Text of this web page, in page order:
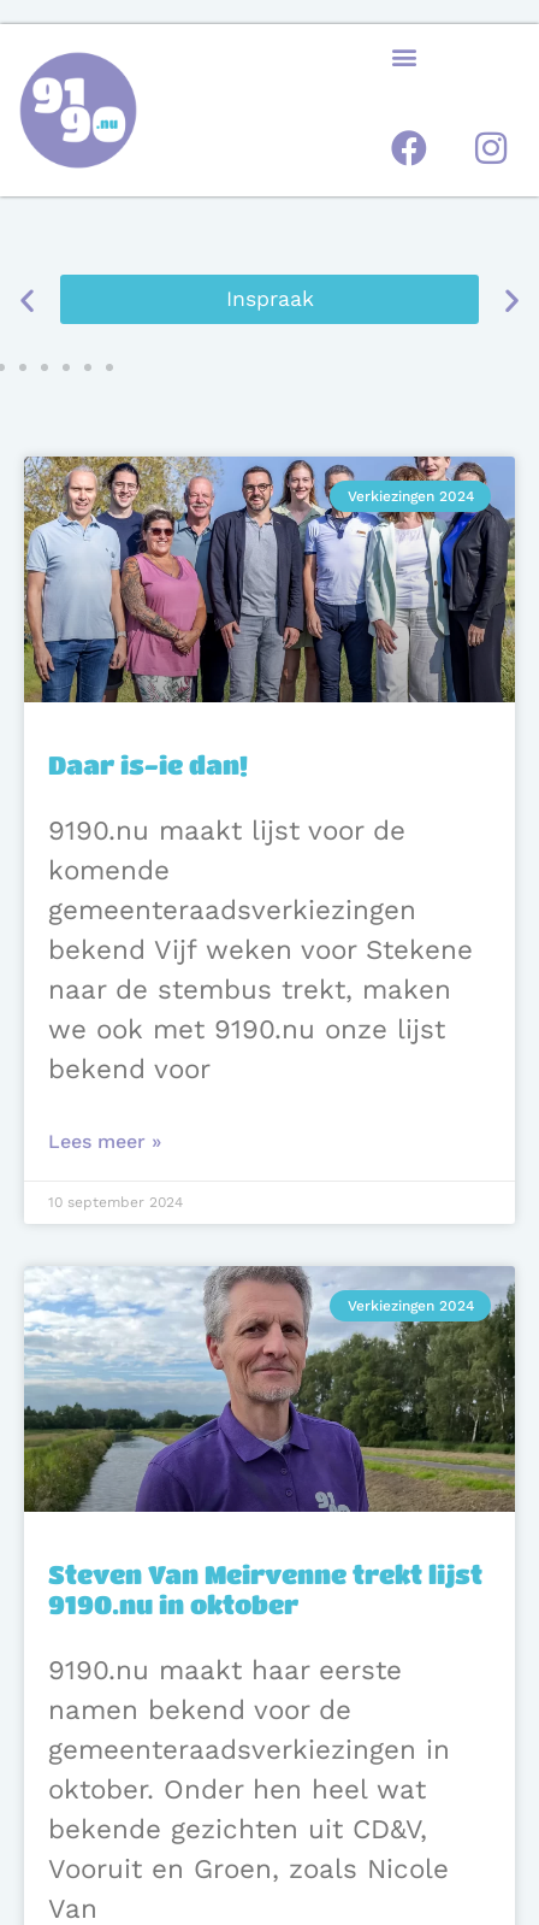
Inspraak
Verkiezingen 2024
Daar is-ie dan!
9190.nu maakt lijst voor de
komende
gemeenteraadsverkiezingen
bekend Vijf weken voor Stekene
naar de stembus trekt, maken
we ook met 9190.nu onze lijst
bekend voor
Lees meer »
10 september 2024
Verkiezingen 2024
Steven Van Meirvenne trekt lijst
9190.nu in oktober
9190.nu maakt haar eerste
namen bekend voor de
gemeenteraadsverkiezingen in
oktober. Onder hen heel wat
bekende gezichten uit CD&V,
Vooruit en Groen, zoals Nicole
Van